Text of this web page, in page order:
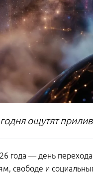
ощутят прилив
года — день
свободе и